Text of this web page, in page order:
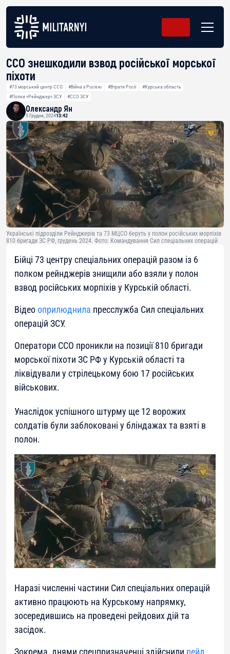
ССО знешкодили взвод російської морської
піхоти
#73 морський центр ССО #Війна з Росією #Втрати Росії
#Курська область
#Полки «Рейнджер» ЗСУ
#ССО ЗСУ
Олександр Ян
5 Грудня, 202413:42
Українські підрозділи Рейнджерів та 73 МЦСО беруть у полон російських морпіхів
810 бригади ЗС РФ, грудень 2024. Фото: Командування Сил спеціальних операцій
Бійці 73 центру спеціальних операцій разом із 6
полком рейнджерів знищили або взяли у полон
взвод російських морпіхів у Курській області.
Відеооприлюднила пресслужба Сил спеціальних
операцій ЗСУ.
Оператори ССО проникли на позиції 810 бригади
морської піхоти ЗС РФ у Курській області та
ліквідували у стрілецькому бою 17 російських
військових.
Унаслідок успішного штурму ще 12 ворожих
солдатів були заблоковані у бліндажах та взяті в
полон.
Наразі численні частини Сил спеціальних операцій
активно працюють на Курському напрямку,
зосередившись на проведені рейдових дій та
засідок.
Зокрема, днями спецпризначенці здійснили рейд